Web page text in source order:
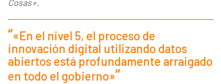
Cosas».
«En el nivel 5, el proceso de
innovación digital utilizando datos
abiertos está profundamente arraigado
en todo el gobierno»